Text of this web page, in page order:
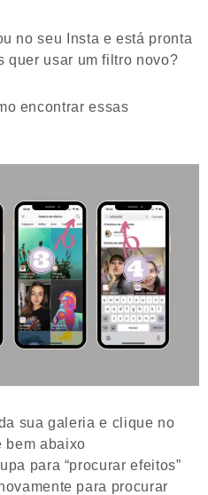
no seu Insta e está pronta
quer usar um filtro novo?
encontrar essas
sua galeria e clique no
bem abaixo
para “procurar efeitos”
para procurar